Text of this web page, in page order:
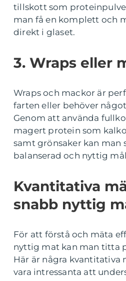
tillskott som
man få en komplett och
direkt i glaset.
3. Wraps eller
Wraps och mackor är
farten eller behöver
Genom att använda
magert protein som
samt grönsaker kan man
balanserad och nyttig
Kvantitativa
snabb nyttig
För att förstå och mäta
nyttig mat kan man titta
Här är några kvantitativa
vara intressanta att